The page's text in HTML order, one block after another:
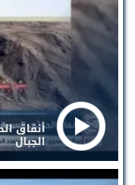
أنفاق
الجبال